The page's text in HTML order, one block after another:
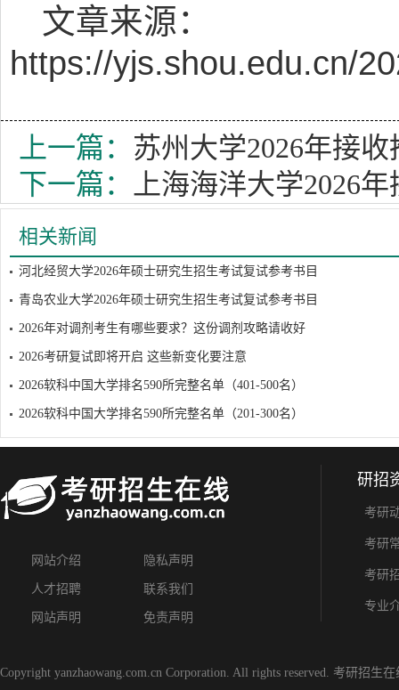
文章来源：
https://yjs.shou.edu.cn/
上一篇： 苏州大学2026年接
下一篇：
上海海洋大学2026
相关新闻
河北经贸大学2026年硕士研究生招生考试复试参考书目
青岛农业大学2026年硕士研究生招生考试复试参考书目
2026年对调剂考生有哪些要求？这份调剂攻略请收好
2026考研复试即将开启 这些新变化要注意
2026软科中国大学排名590所完整名单（401-500名）
2026软科中国大学排名590所完整名单（201-300名）
网站介绍 隐私声明
人才招聘 联系我们
网站声明 免责声明
研招
考研
考研
考研
专业
Copyright yanzhaowang.com.cn Corporation. All rights reserved. 考研招生在